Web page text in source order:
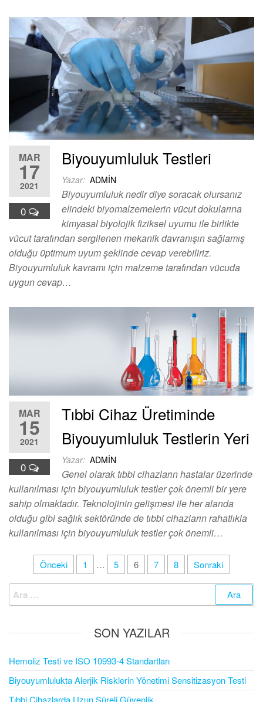
MAR
17
2021
0
Biyouyumluluk Testleri
Yazar: ADMIN
Biyouyumluluk nedir diye soracak olursanız
elindeki biyomalzemelerin vücut dokularına
kimyasal biyolojik fiziksel uyumu ile birlikte
vücut tarafından sergilenen mekanik davranışın sağlamış
olduğu 0ptimum uyum şeklinde cevap verebiliriz.
Biyouyumluluk kavramı için malzeme tarafından vücuda
uygun cevap…
MAR
15
2021
0
Tıbbi Cihaz Üretiminde
Biyouyumluluk Testlerin Yeri
Yazar: ADMIN
Genel olarak tıbbi cihazların hastalar üzerinde
kullanılması için biyouyumluluk testler çok önemli bir yere
sahip olmaktadır. Teknolojinin gelişmesi ile her alanda
olduğu gibi sağlık sektöründe de tıbbi cihazların rahatlıkla
kullanılması için biyouyumluluk testler çok önemli…
Yazı
sayfalandırması
Önceki 1 … 5 6 7 8 Sonraki
Arama:
SON YAZILAR
Hemoliz Testi ve ISO 10993-4 Standartları
Biyouyumlulukta Alerjik Risklerin Yönetimi Sensitizasyon Testi
Tıbbi Cihazlarda Uzun Süreli Güvenlik